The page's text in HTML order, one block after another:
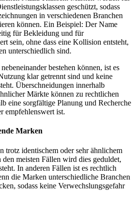
geschützt, sodass
in verschiedenen Branchen
können. Ein Beispiel: Der Name
für Bekleidung und für
sein, ohne dass eine Kollision entsteht,
unterschiedlich sind.
bestehen können, ist es
klar getrennt sind und keine
Überschneidungen innerhalb
Märkte können zu rechtlichen
eine sorgfältige Planung und Recherche
empfehlenswert ist.
Marken
trotz identischem oder sehr ähnlichem
den meisten Fällen wird dies geduldet,
In anderen Fällen ist es rechtlich
die Marken unterschiedliche Branchen
sodass keine Verwechslungsgefahr